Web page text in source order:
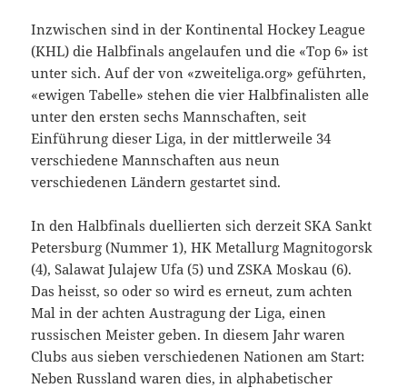
Inzwischen sind in der Kontinental Hockey League
(KHL) die Halbfinals angelaufen und die «Top 6» ist
unter sich. Auf der von «zweiteliga.org» geführten,
«ewigen Tabelle» stehen die vier Halbfinalisten alle
unter den ersten sechs Mannschaften, seit
Einführung dieser Liga, in der mittlerweile 34
verschiedene Mannschaften aus neun
verschiedenen Ländern gestartet sind.
In den Halbfinals duellierten sich derzeit SKA Sankt
Petersburg (Nummer 1), HK Metallurg Magnitogorsk
(4), Salawat Julajew Ufa (5) und ZSKA Moskau (6).
Das heisst, so oder so wird es erneut, zum achten
Mal in der achten Austragung der Liga, einen
russischen Meister geben. In diesem Jahr waren
Clubs aus sieben verschiedenen Nationen am Start:
Neben Russland waren dies, in alphabetischer